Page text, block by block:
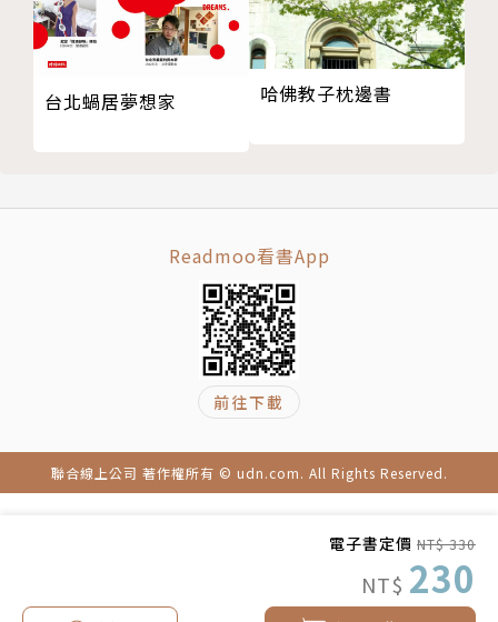
電子書定價 NT$ 330
NT$ 230
度詮釋殯葬。
台北蝸居夢想家 哈佛教子枕邊書
Readmoo看書App
前往下載
聯合線上公司 著作權所有 © udn.com. All Rights Reserved.